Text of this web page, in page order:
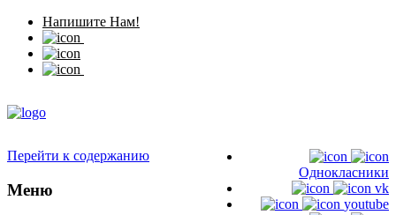
Напишите Нам!
Однокласники
vk
youtube
Перейти к содержанию
Меню